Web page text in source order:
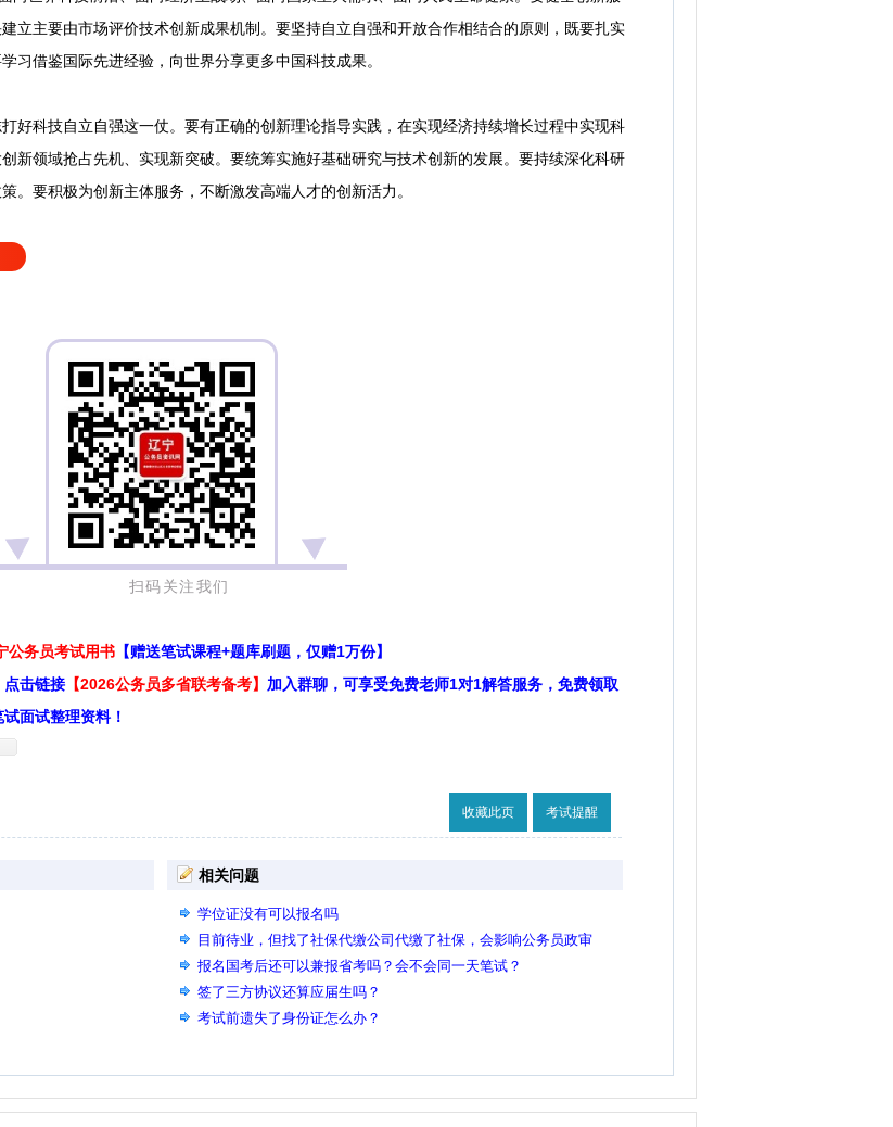
立主要由市场评价技术创新成果机制。要坚持自立自强和开放合作相结合的原则，既要扎实
习借鉴国际先进经验，向世界分享更多中国科技成果。
科技自立自强这一仗。要有正确的创新理论指导实践，在实现经济持续增长过程中实现科
新领域抢占先机、实现新突破。要统筹实施好基础研究与技术创新的发展。要持续深化科研
。要积极为创新主体服务，不断激发高端人才的创新活力。
扫码关注我们
公务员考试用书 【赠送笔试课程+题库刷题，仅赠1万份】
点击链接 【2026公务员多省联考备考】 加入群聊，可享受免费老师1对1解答服务，免费领取
面试整理资料！
收藏此页 考试提醒
相关问题
学位证没有可以报名吗
目前待业，但找了社保代缴公司代缴了社保，会影响公务员政审
吗？
报名国考后还可以兼报省考吗？会不会同一天笔试？
签了三方协议还算应届生吗？
考试前遗失了身份证怎么办？